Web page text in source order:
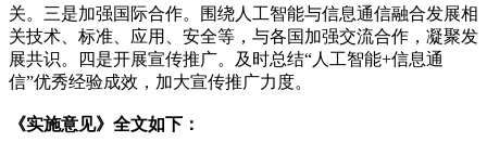
关。三是加强国际合作。围绕人工智能与信息通信融合发展相
关技术、标准、应用、安全等，与各国加强交流合作，凝聚发
展共识。四是开展宣传推广。及时总结“人工智能+信息通
信”优秀经验成效，加大宣传推广力度。
《实施意见》全文如下：